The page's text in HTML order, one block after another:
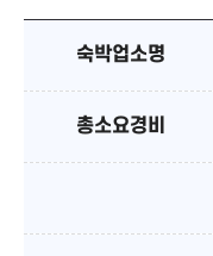
숙박업소명
총소요경비